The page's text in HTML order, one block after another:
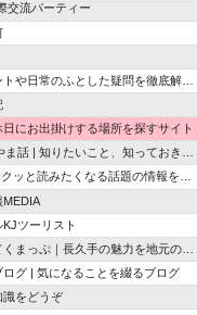
交流パーティー
や日常のふとした疑問を徹底解説！
にお出掛けする場所を探すサイト
| 知りたいこと、知っておきたいこと…
と読みたくなる話題の情報を随時発信！
MEDIA
ツーリスト
ぷ｜長久手の魅力を地元の人と訪れる人に
ログ | 気になることを綴るブログ
識をどうぞ